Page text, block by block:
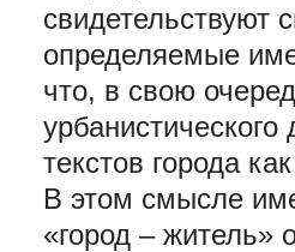
свидетельствуют
определяемые
что, в свою
текстов города
В этом смысле
«город – житель»